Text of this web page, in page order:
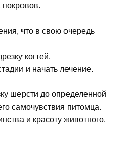
что в свою очередь
когтей.
и начать лечение.
шерсти до определенной
самочувствия питомца.
и красоту животного.